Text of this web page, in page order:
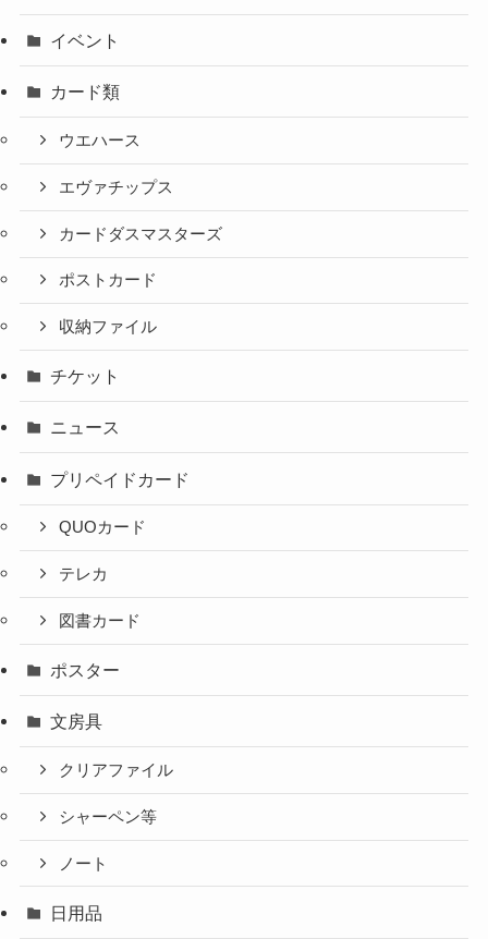
イベント
カード類
ウエハース
エヴァチップス
カードダスマスターズ
ポストカード
収納ファイル
チケット
ニュース
プリペイドカード
QUOカード
テレカ
図書カード
ポスター
文房具
クリアファイル
シャーペン等
ノート
日用品